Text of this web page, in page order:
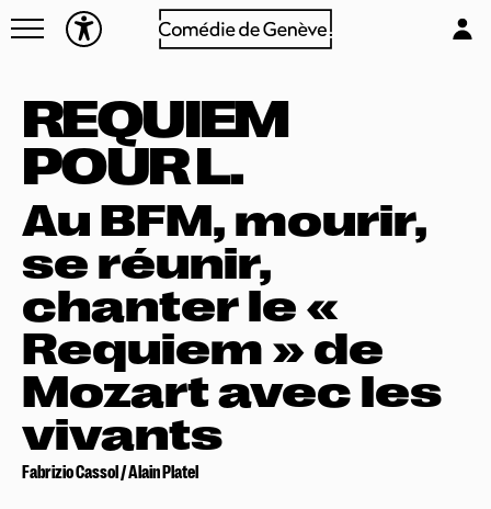
Navettes
Foire aux questions
L'équipe
Partenaires
Mécénat & sponsoring
Louer la Comédie
Technique
REQUIEM
POUR L.
Au BFM, mourir,
se réunir,
chanter le «
Requiem » de
Mozart avec les
vivants
Fabrizio Cassol / Alain Platel